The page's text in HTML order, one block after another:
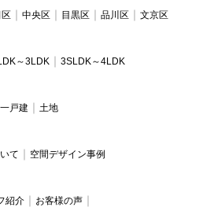
中央区 目黒区 品川区 文京区
～3LDK 3SLDK～4LDK
戸建 土地
て 空間デザイン事例
紹介
お客様の声